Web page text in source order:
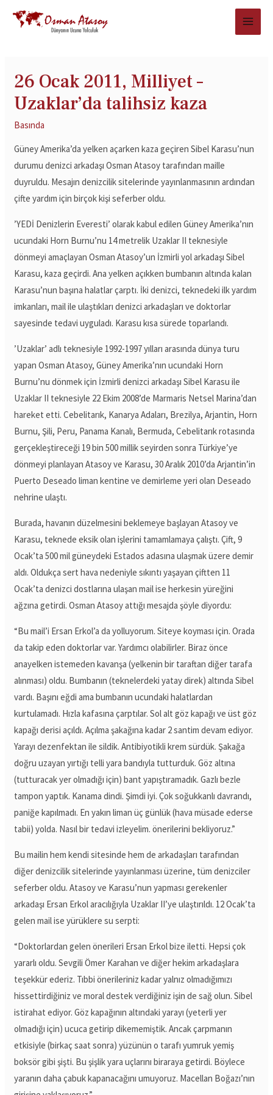
26 Ocak 2011, Milliyet –
Uzaklar’da talihsiz kaza
Basında
Güney Amerika’da yelken açarken kaza geçiren Sibel Karasu’nun
durumu denizci arkadaşı Osman Atasoy tarafından maille
duyruldu. Mesajın denizcilik sitelerinde yayınlanmasının ardından
çifte yardım için birçok kişi seferber oldu.
’YEDİ Denizlerin Everesti’ olarak kabul edilen Güney Amerika’nın
ucundaki Horn Burnu’nu 14 metrelik Uzaklar II teknesiyle
dönmeyi amaçlayan Osman Atasoy’un İzmirli yol arkadaşı Sibel
Karasu, kaza geçirdi. Ana yelken açıkken bumbanın altında kalan
Karasu’nun başına halatlar çarptı. İki denizci, teknedeki ilk yardım
imkanları, mail ile ulaştıkları denizci arkadaşları ve doktorlar
sayesinde tedavi uyguladı. Karasu kısa sürede toparlandı.
’Uzaklar’ adlı teknesiyle 1992-1997 yılları arasında dünya turu
yapan Osman Atasoy, Güney Amerika’nın ucundaki Horn
Burnu’nu dönmek için İzmirli denizci arkadaşı Sibel Karasu ile
Uzaklar II teknesiyle 22 Ekim 2008’de Marmaris Netsel Marina’dan
hareket etti. Cebelitarık, Kanarya Adaları, Brezilya, Arjantin, Horn
Burnu, Şili, Peru, Panama Kanalı, Bermuda, Cebelitarık rotasında
gerçekleştireceği 19 bin 500 millik seyirden sonra Türkiye’ye
dönmeyi planlayan Atasoy ve Karasu, 30 Aralık 2010’da Arjantin’in
Puerto Deseado liman kentine ve demirleme yeri olan Deseado
nehrine ulaştı.
Burada, havanın düzelmesini beklemeye başlayan Atasoy ve
Karasu, teknede eksik olan işlerini tamamlamaya çalıştı. Çift, 9
Ocak’ta 500 mil güneydeki Estados adasına ulaşmak üzere demir
aldı. Oldukça sert hava nedeniyle sıkıntı yaşayan çiftten 11
Ocak’ta denizci dostlarına ulaşan mail ise herkesin yüreğini
ağzına getirdi. Osman Atasoy attığı mesajda şöyle diyordu:
“Bu mail’i Ersan Erkol’a da yolluyorum. Siteye koyması için. Orada
da takip eden doktorlar var. Yardımcı olabilirler. Biraz önce
anayelken istemeden kavanşa (yelkenin bir taraftan diğer tarafa
alınması) oldu. Bumbanın (teknelerdeki yatay direk) altında Sibel
vardı. Başını eğdi ama bumbanın ucundaki halatlardan
kurtulamadı. Hızla kafasına çarptılar. Sol alt göz kapağı ve üst göz
kapağı derisi açıldı. Açılma şakağına kadar 2 santim devam ediyor.
Yarayı dezenfektan ile sildik. Antibiyotikli krem sürdük. Şakağa
doğru uzayan yırtığı telli yara bandıyla tutturduk. Göz altına
(tutturacak yer olmadığı için) bant yapıştıramadık. Gazlı bezle
tampon yaptık. Kanama dindi. Şimdi iyi. Çok soğukkanlı davrandı,
paniğe kapılmadı. En yakın liman üç günlük (hava müsade ederse
tabii) yolda. Nasıl bir tedavi izleyelim. önerilerini bekliyoruz.”
Bu mailin hem kendi sitesinde hem de arkadaşları tarafından
diğer denizcilik sitelerinde yayınlanması üzerine, tüm denizciler
seferber oldu. Atasoy ve Karasu’nun yapması gerekenler
arkadaşı Ersan Erkol aracılığıyla Uzaklar II’ye ulaştırıldı. 12 Ocak’ta
gelen mail ise yürüklere su serpti:
“Doktorlardan gelen önerileri Ersan Erkol bize iletti. Hepsi çok
yararlı oldu. Sevgili Ömer Karahan ve diğer hekim arkadaşlara
teşekkür ederiz. Tıbbi önerileriniz kadar yalnız olmadığımızı
hissettirdiğiniz ve moral destek verdiğiniz işin de sağ olun. Sibel
istirahat ediyor. Göz kapağının altındaki yarayı (yeterli yer
olmadığı için) ucuca getirip dikememiştik. Ancak çarpmanın
etkisiyle (birkaç saat sonra) yüzünün o tarafı yumruk yemiş
boksör gibi şişti. Bu şişlik yara uçlarını biraraya getirdi. Böylece
yaranın daha çabuk kapanacağını umuyoruz. Macellan Boğazı’nın